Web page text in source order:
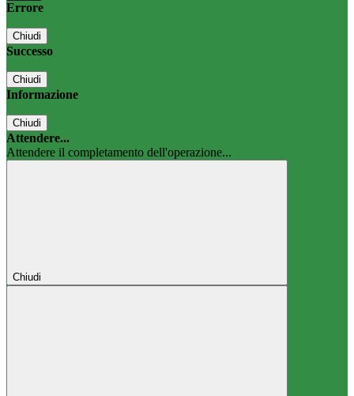
Errore
Chiudi
Successo
Chiudi
Informazione
Chiudi
Attendere...
Attendere il completamento dell'operazione...
Chiudi